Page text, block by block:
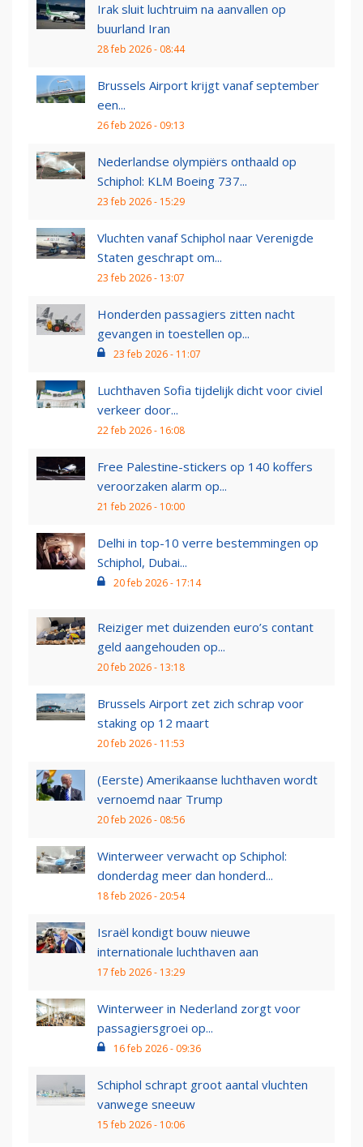
Irak sluit luchtruim na aanvallen op
buurland Iran
28 feb 2026 - 08:44
Brussels Airport krijgt vanaf september
een...
26 feb 2026 - 09:13
Nederlandse olympiërs onthaald op
Schiphol: KLM Boeing 737...
23 feb 2026 - 15:29
Vluchten vanaf Schiphol naar Verenigde
Staten geschrapt om...
23 feb 2026 - 13:07
Honderden passagiers zitten nacht
gevangen in toestellen op...
23 feb 2026 - 11:07
Luchthaven Sofia tijdelijk dicht voor civiel
verkeer door...
22 feb 2026 - 16:08
Free Palestine-stickers op 140 koffers
veroorzaken alarm op...
21 feb 2026 - 10:00
Delhi in top-10 verre bestemmingen op
Schiphol, Dubai...
20 feb 2026 - 17:14
Reiziger met duizenden euro’s contant
geld aangehouden op...
20 feb 2026 - 13:18
Brussels Airport zet zich schrap voor
staking op 12 maart
20 feb 2026 - 11:53
(Eerste) Amerikaanse luchthaven wordt
vernoemd naar Trump
20 feb 2026 - 08:56
Winterweer verwacht op Schiphol:
donderdag meer dan honderd...
18 feb 2026 - 20:54
Israël kondigt bouw nieuwe
internationale luchthaven aan
17 feb 2026 - 13:29
Winterweer in Nederland zorgt voor
passagiersgroei op...
16 feb 2026 - 09:36
Schiphol schrapt groot aantal vluchten
vanwege sneeuw
15 feb 2026 - 10:06